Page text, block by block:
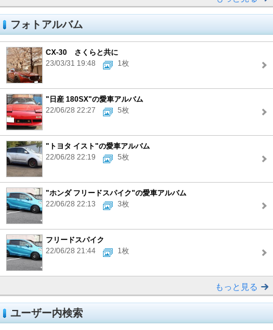
フォトアルバム
CX-30 さくらと共に
23/03/31 19:48
1枚
"日産 180SX"の愛車アルバム
22/06/28 22:27
5枚
"トヨタ イスト"の愛車アルバム
22/06/28 22:19
5枚
"ホンダ フリードスパイク"の愛車アルバム
22/06/28 22:13
3枚
フリードスパイク
22/06/28 21:44
1枚
もっと見る
ユーザー内検索